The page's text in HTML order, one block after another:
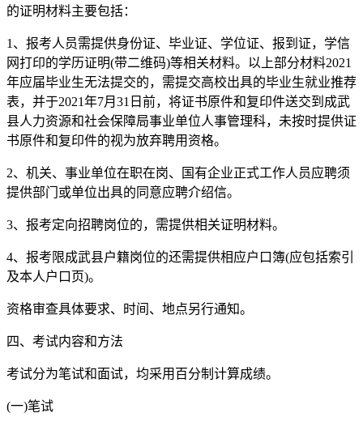
的证明材料主要包括：
1、报考人员需提供身份证、毕业证、学位证、报到证，学信
网打印的学历证明(带二维码)等相关材料。以上部分材料2021
年应届毕业生无法提交的，需提交高校出具的毕业生就业推荐
表，并于2021年7月31日前，将证书原件和复印件送交到成武
县人力资源和社会保障局事业单位人事管理科，未按时提供证
书原件和复印件的视为放弃聘用资格。
2、机关、事业单位在职在岗、国有企业正式工作人员应聘须
提供部门或单位出具的同意应聘介绍信。
3、报考定向招聘岗位的，需提供相关证明材料。
4、报考限成武县户籍岗位的还需提供相应户口簿(应包括索引
及本人户口页)。
资格审查具体要求、时间、地点另行通知。
四、考试内容和方法
考试分为笔试和面试，均采用百分制计算成绩。
(一)笔试